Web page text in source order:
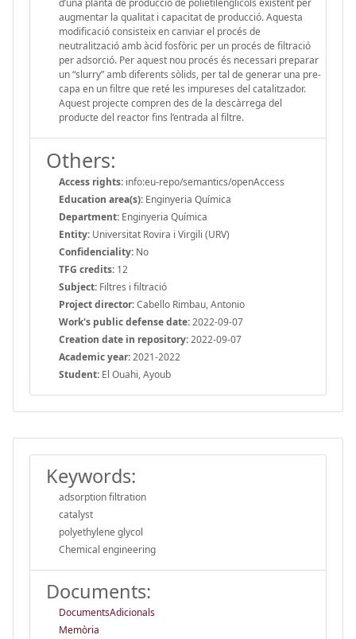
d’una planta de producció de polietilenglicols existent per
augmentar la qualitat i capacitat de producció. Aquesta
modificació consisteix en canviar el procés de
neutralització amb àcid fosfòric per un procés de filtració
per adsorció. Per aquest nou procés és necessari preparar
un “slurry” amb diferents sòlids, per tal de generar una pre-
capa en un filtre que reté les impureses del catalitzador.
Aquest projecte compren des de la descàrrega del
producte del reactor fins l’entrada al filtre.
Others:
Access rights: info:eu-repo/semantics/openAccess
Education area(s): Enginyeria Química
Department: Enginyeria Química
Entity: Universitat Rovira i Virgili (URV)
Confidenciality: No
TFG credits: 12
Subject: Filtres i filtració
Project director:Cabello Rimbau, Antonio
Work's public defense date:2022-09-07
Creation date in repository:2022-09-07
Academic year:2021-2022
Student: El Ouahi, Ayoub
Keywords:
adsorption filtration
catalyst
polyethylene glycol
Chemical engineering
Documents:
DocumentsAdicionals
Memòria